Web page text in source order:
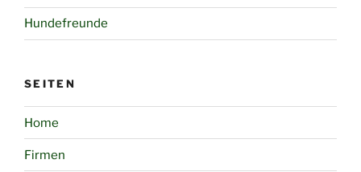
Hundefreunde
SEITEN
Home
Firmen